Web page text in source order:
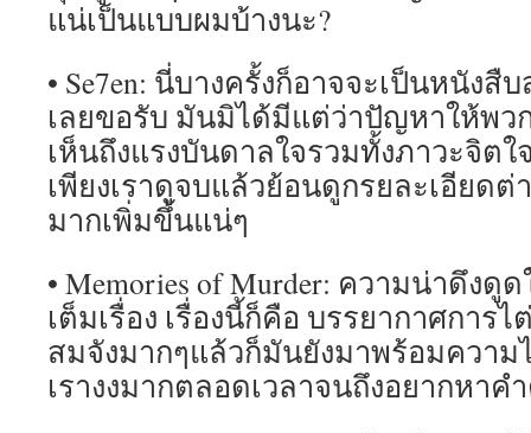
แน่เป็นแบบผมบ้างนะ?
• Se7en: นี่บางครั้งก็อาจจะเป็นหนังสื
เลยขอรับ มันมิได้มีแต่ว่าปัญหาให้พว
เห็นถึงแรงบันดาลใจรวมทั้งภาวะจิต
เพียงเราดูจบแล้วย้อนดูกรยละเอียดต่
มากเพิ่มขึ้นแน่ๆ
• Memories of Murder: ความน่าดึงดู
เต็มเรื่อง เรื่องนี้ก็คือ บรรยากาศการ
สมจังมากๆแล้วก็มันยังมาพร้อมควา
เรางงมากตลอดเวลาจนถึงอยากหาค